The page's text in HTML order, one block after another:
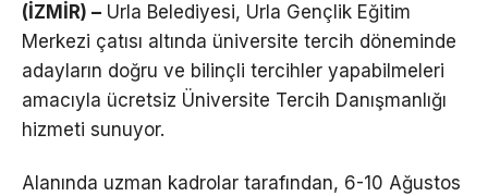
(İZMİR) – Urla Belediyesi, Urla Gençlik Eğitim
Merkezi çatısı altında üniversite tercih döneminde
adayların doğru ve bilinçli tercihler yapabilmeleri
amacıyla ücretsiz Üniversite Tercih Danışmanlığı
hizmeti sunuyor.
Alanında uzman kadrolar tarafından, 6-10 Ağustos